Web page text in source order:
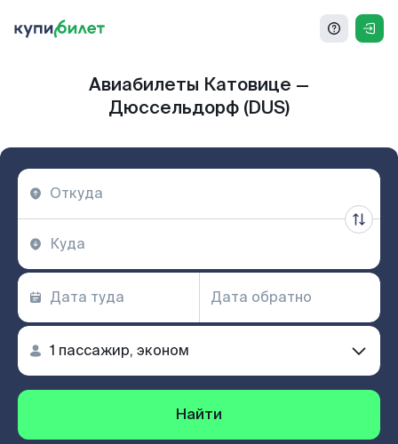
Авиабилеты Катовице —
Дюссельдорф (DUS)
Найти